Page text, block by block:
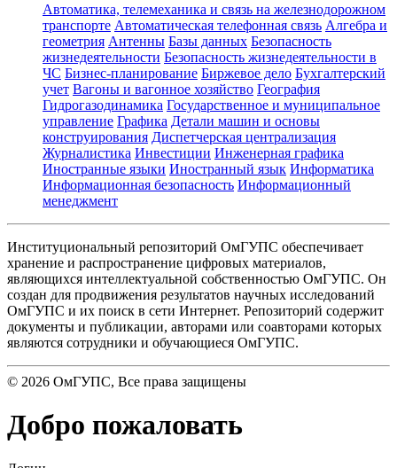
Автоматика, телемеханика и связь на железнодорожном
транспорте Автоматическая телефонная связь Алгебра и
геометрия Антенны Базы данных Безопасность
жизнедеятельности Безопасность жизнедеятельности в
ЧС Бизнес-планирование Биржевое дело Бухгалтерский
учет Вагоны и вагонное хозяйство География
Гидрогазодинамика Государственное и муниципальное
управление Графика Детали машин и основы
конструирования Диспетчерская централизация
Журналистика Инвестиции Инженерная графика
Иностранные языки Иностранный язык Информатика
Информационная безопасность Информационный
менеджмент
Институциональный репозиторий ОмГУПС обеспечивает
хранение и распространение цифровых материалов,
являющихся интеллектуальной собственностью ОмГУПС. Он
создан для продвижения результатов научных исследований
ОмГУПС и их поиск в сети Интернет. Репозиторий содержит
документы и публикации, авторами или соавторами которых
являются сотрудники и обучающиеся ОмГУПС.
© 2026 ОмГУПС, Все права защищены
Добро пожаловать